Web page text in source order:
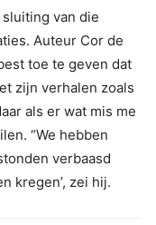
van die
Auteur Cor de
toe te geven dat
zijn verhalen zoals
als er wat mis me
“We hebben
verbaasd
kregen’, zei hij.